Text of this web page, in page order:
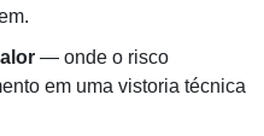
— onde o risco
em uma vistoria técnica